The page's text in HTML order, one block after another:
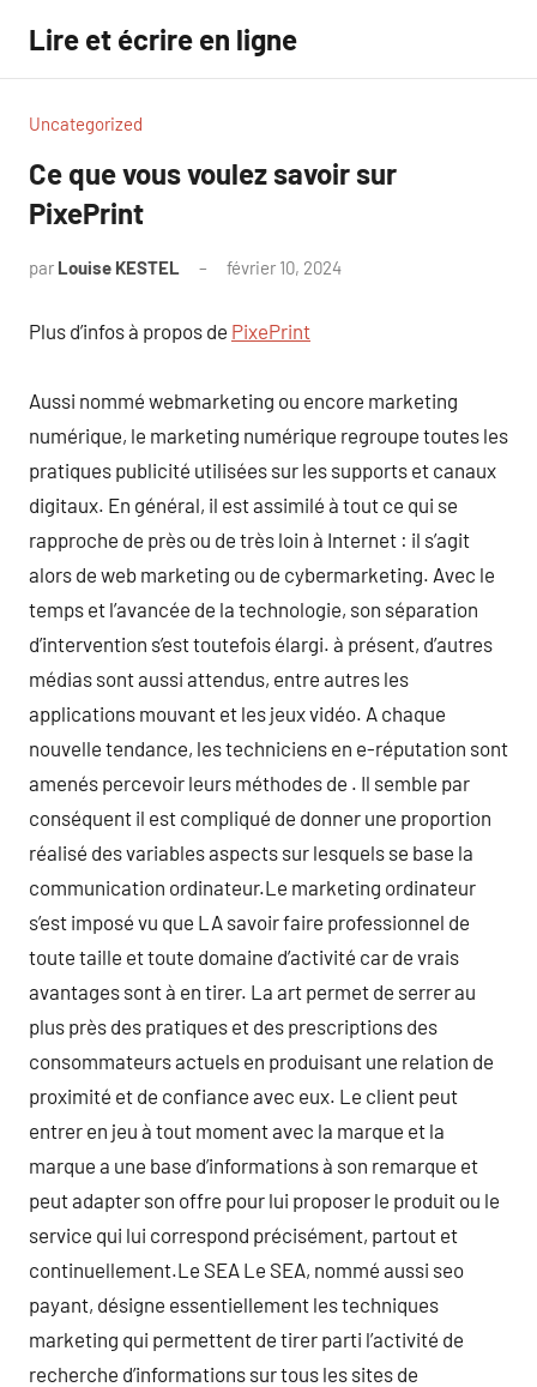
contenu
Lire et écrire en ligne
Uncategorized
Ce que vous voulez savoir sur
PixePrint
par Louise KESTEL février 10, 2024
Plus d’infos à propos de PixePrint
Aussi nommé webmarketing ou encore marketing
numérique, le marketing numérique regroupe toutes les
pratiques publicité utilisées sur les supports et canaux
digitaux. En général, il est assimilé à tout ce qui se
rapproche de près ou de très loin à Internet : il s’agit
alors de web marketing ou de cybermarketing. Avec le
temps et l’avancée de la technologie, son séparation
d’intervention s’est toutefois élargi. à présent, d’autres
médias sont aussi attendus, entre autres les
applications mouvant et les jeux vidéo. A chaque
nouvelle tendance, les techniciens en e-réputation sont
amenés percevoir leurs méthodes de . Il semble par
conséquent il est compliqué de donner une proportion
réalisé des variables aspects sur lesquels se base la
communication ordinateur.Le marketing ordinateur
s’est imposé vu que LA savoir faire professionnel de
toute taille et toute domaine d’activité car de vrais
avantages sont à en tirer. La art permet de serrer au
plus près des pratiques et des prescriptions des
consommateurs actuels en produisant une relation de
proximité et de confiance avec eux. Le client peut
entrer en jeu à tout moment avec la marque et la
marque a une base d’informations à son remarque et
peut adapter son offre pour lui proposer le produit ou le
service qui lui correspond précisément, partout et
continuellement.Le SEA Le SEA, nommé aussi seo
payant, désigne essentiellement les techniques
marketing qui permettent de tirer parti l’activité de
recherche d’informations sur tous les sites de